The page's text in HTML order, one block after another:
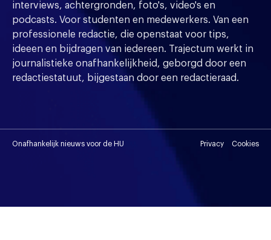
interviews, achtergronden, foto's, video's en
podcasts. Voor studenten en medewerkers. Van een
professionele redactie, die openstaat voor tips,
ideeen en bijdragen van iedereen. Trajectum werkt in
journalistieke onafhankelijkheid, geborgd door een
redactiestatuut, bijgestaan door een redactieraad.
Onafhankelijk nieuws voor de HU Privacy Cookies